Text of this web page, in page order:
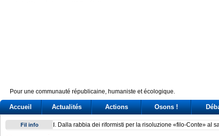
Pour une communauté républicaine, humaniste et écologique.
Accueil Actualités Actions Osons !
Fil info Brazil’s Lula battles Trump and Milei over perceived